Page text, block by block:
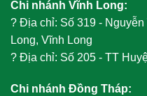
Chi nhánh Vĩnh Long:
? Địa chỉ: Số 319 - Nguyễn
Long, Vĩnh Long
? Địa chỉ: Số 205 - TT
Chi nhánh Đồng Tháp: